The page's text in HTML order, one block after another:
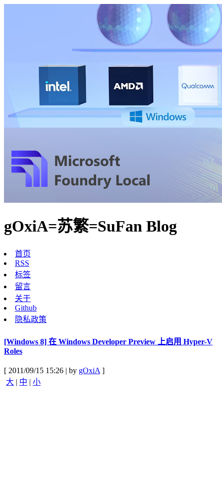
gOxiA=苏繁=SuFan Blog
首页
RSS
标签
留言
关于
Github
隐私政策
[Windows 8] 在 Windows Developer Preview 上启用 Hyper-V
Roles
[ 2011/09/15 15:26 | by gOxiA]
大 | 中 | 小